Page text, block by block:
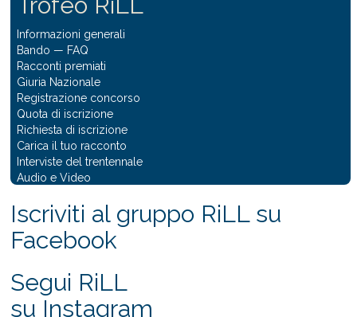
Informazioni generali
Bando — FAQ
Racconti premiati
Giuria Nazionale
Registrazione concorso
Quota di iscrizione
Richiesta di iscrizione
Carica il tuo racconto
Interviste del trentennale
Audio e Video
Iscriviti al gruppo RiLL su
Facebook
Segui RiLL
su Instagram